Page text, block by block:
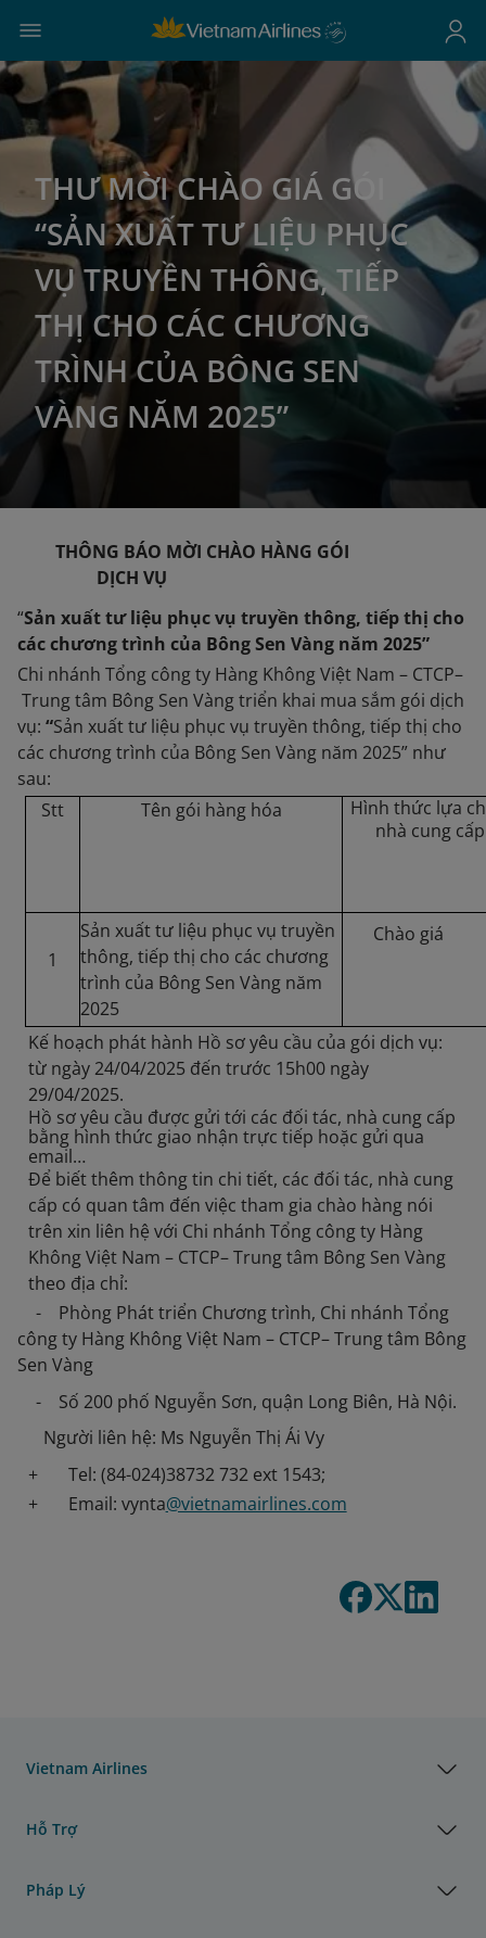
THƯ MỜI CHÀO GIÁ GÓI
“SẢN XUẤT TƯ LIỆU PHỤC
VỤ TRUYỀN THÔNG, TIẾP
THỊ CHO CÁC CHƯƠNG
TRÌNH CỦA BÔNG SEN
VÀNG NĂM 2025”
THÔNG BÁO MỜI CHÀO HÀNG GÓI
DỊCH VỤ
“Sản xuất tư liệu phục vụ truyền thông, tiếp thị cho
các chương trình của Bông Sen Vàng năm 2025”
Chi nhánh Tổng công ty Hàng Không Việt Nam – CTCP–
Trung tâm Bông Sen Vàng triển khai mua sắm gói dịch
vụ: “Sản xuất tư liệu phục vụ truyền thông, tiếp thị cho
các chương trình của Bông Sen Vàng năm 2025” như
sau:
Stt
Tên gói hàng hóa
Hình thức lựa
nhà cung cấp
1
Sản xuất tư liệu phục vụ truyền
thông, tiếp thị cho các chương
trình của Bông Sen Vàng năm
2025
Chào giá
Kế hoạch phát hành Hồ sơ yêu cầu của gói dịch vụ:
từ ngày 24/04/2025 đến trước 15h00 ngày
29/04/2025.
Hồ sơ yêu cầu được gửi tới các đối tác, nhà cung cấp
bằng hình thức giao nhận trực tiếp hoặc gửi qua
email…
Để biết thêm thông tin chi tiết, các đối tác, nhà cung
cấp có quan tâm đến việc tham gia chào hàng nói
trên xin liên hệ với Chi nhánh Tổng công ty Hàng
Không Việt Nam – CTCP– Trung tâm Bông Sen Vàng
theo địa chỉ:
Phòng Phát triển Chương trình, Chi nhánh Tổng
công ty Hàng Không Việt Nam – CTCP– Trung tâm Bông
Sen Vàng
Số 200 phố Nguyễn Sơn, quận Long Biên, Hà Nội.
Người liên hệ: Ms Nguyễn Thị Ái Vy
+ Tel: (84-024)38732 732 ext 1543;
+ Email: vynta@vietnamairlines.com
Vietnam Airlines
Hỗ Trợ
Pháp Lý